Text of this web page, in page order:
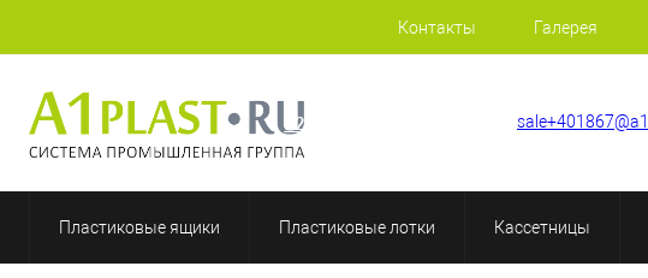
Контакты Галерея
+7 (812) 507-69-52
Пластиковые ящики Пластиковые лотки Кассетницы